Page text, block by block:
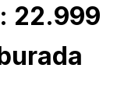
22.999